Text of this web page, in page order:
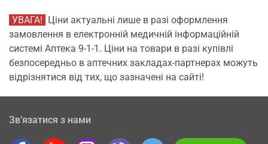
УВАГА! Ціни актуальні лише в разі оформлення
замовлення в електронній медичній інформаційній
системі Аптека 9-1-1. Ціни на товари в разі купівлі
безпосередньо в аптечних закладах-партнерах можуть
відрізнятися від тих, що зазначені на сайті!
Зв’язатися з нами